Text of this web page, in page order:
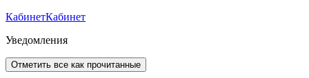
КабинетКабинет
Уведомления
Отметить все как прочитанные